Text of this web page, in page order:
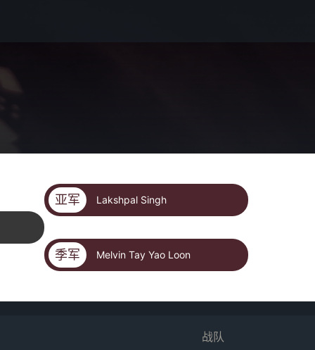
亚军 Lakshpal Singh
季军 Melvin Tay Yao Loon
战队